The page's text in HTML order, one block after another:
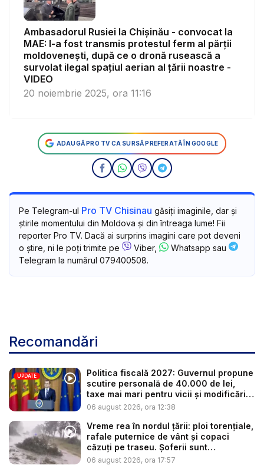
Ambasadorul Rusiei la Chișinău - convocat la
MAE: I-a fost transmis protestul ferm al părții
moldovenești, după ce o dronă rusească a
survolat ilegal spațiul aerian al țării noastre -
VIDEO
20 noiembrie 2025, ora 11:16
ADAUGĂ PRO TV CA SURSĂ PREFERATĂ ÎN GOOGLE
Pe Telegram-ul Pro TV Chisinau găsiți imaginile, dar și
știrile momentului din Moldova și din întreaga lume! Fii
reporter Pro TV. Dacă ai surprins imagini care pot deveni
o știre, ni le poți trimite pe
Viber,
Whatsapp sau
Telegram la numărul 079400508.
Recomandări
UPDATE
Politica fiscală 2027: Guvernul propune
scutire personală de 40.000 de lei,
taxe mai mari pentru vicii și modificări
l...
06 august 2026, ora 12:38
Vreme rea în nordul țării: ploi torențiale,
rafale puternice de vânt și copaci
căzuți pe traseu. Șoferii sunt
îndemnaț...
06 august 2026, ora 17:57